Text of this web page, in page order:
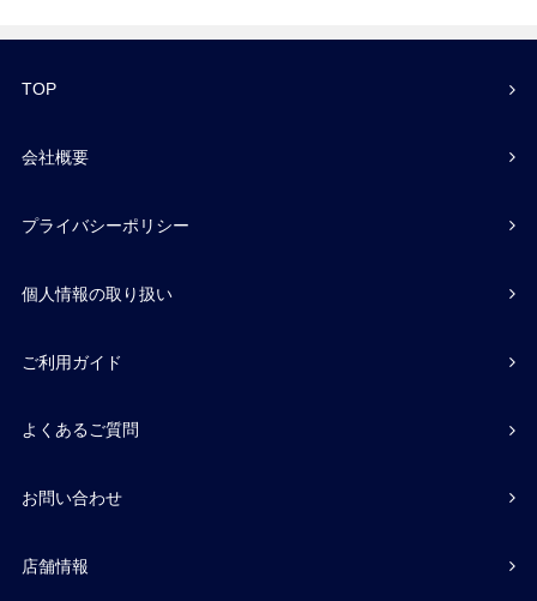
TOP
会社概要
プライバシーポリシー
個人情報の取り扱い
ご利用ガイド
よくあるご質問
お問い合わせ
店舗情報